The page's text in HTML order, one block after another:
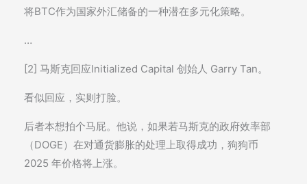
将BTC作为国家外汇储备的一种潜在多元化策略。
…
[2] 马斯克回应Initialized Capital 创始人 Garry Tan。
看似回应，实则打脸。
后者本想拍个马屁。他说，如果若马斯克的政府效率部
（DOGE）在对通货膨胀的处理上取得成功，狗狗币
2025 年价格将上涨。